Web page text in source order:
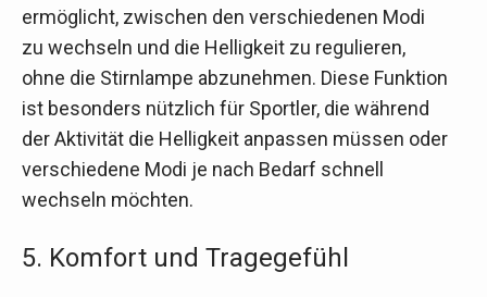
ermöglicht, zwischen den verschiedenen Modi
zu wechseln und die Helligkeit zu regulieren,
ohne die Stirnlampe abzunehmen. Diese Funktion
ist besonders nützlich für Sportler, die während
der Aktivität die Helligkeit anpassen müssen oder
verschiedene Modi je nach Bedarf schnell
wechseln möchten.
5. Komfort und Tragegefühl